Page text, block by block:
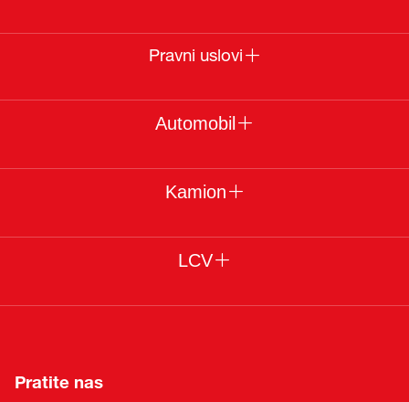
Pravni uslovi
Automobil
Kamion
LCV
Pratite nas